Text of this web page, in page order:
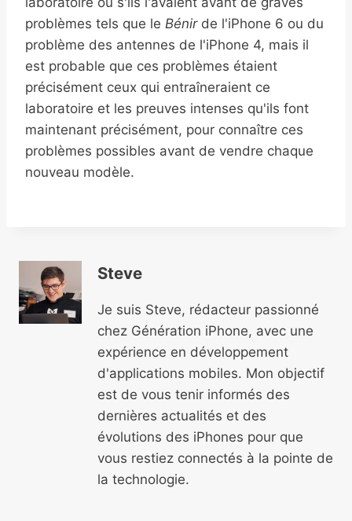
problèmes tels que le Bénirde l'iPhone 6 ou du
problème des antennes de l'iPhone 4, mais il
est probable que ces problèmes étaient
précisément ceux qui entraîneraient ce
laboratoire et les preuves intenses qu'ils font
maintenant précisément, pour connaître ces
problèmes possibles avant de vendre chaque
nouveau modèle.
Steve
Je suis Steve, rédacteur passionné
chez Génération iPhone, avec une
expérience en développement
d'applications mobiles. Mon objectif
est de vous tenir informés des
dernières actualités et des
évolutions des iPhones pour que
vous restiez connectés à la pointe de
la technologie.